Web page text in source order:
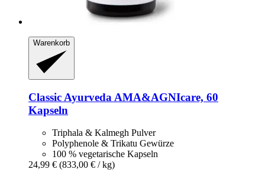
Warenkorb
Classic Ayurveda AMA&AGNIcare, 60
Kapseln
Triphala & Kalmegh Pulver
Polyphenole & Trikatu Gewürze
100 % vegetarische Kapseln
24,99 € (833,00 € / kg)